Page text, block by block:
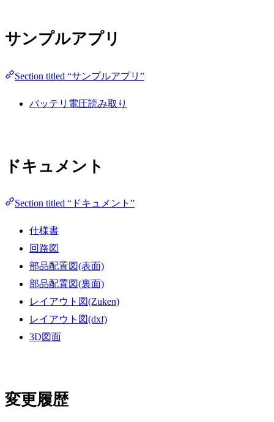
サンプルアプリ
Section titled “サンプルアプリ”
バッテリ電圧読み取り
ドキュメント
Section titled “ドキュメント”
仕様書
回路図
部品配置図(表面)
部品配置図(裏面)
レイアウト図(Zuken)
レイアウト図(dxf)
3D図面
変更履歴